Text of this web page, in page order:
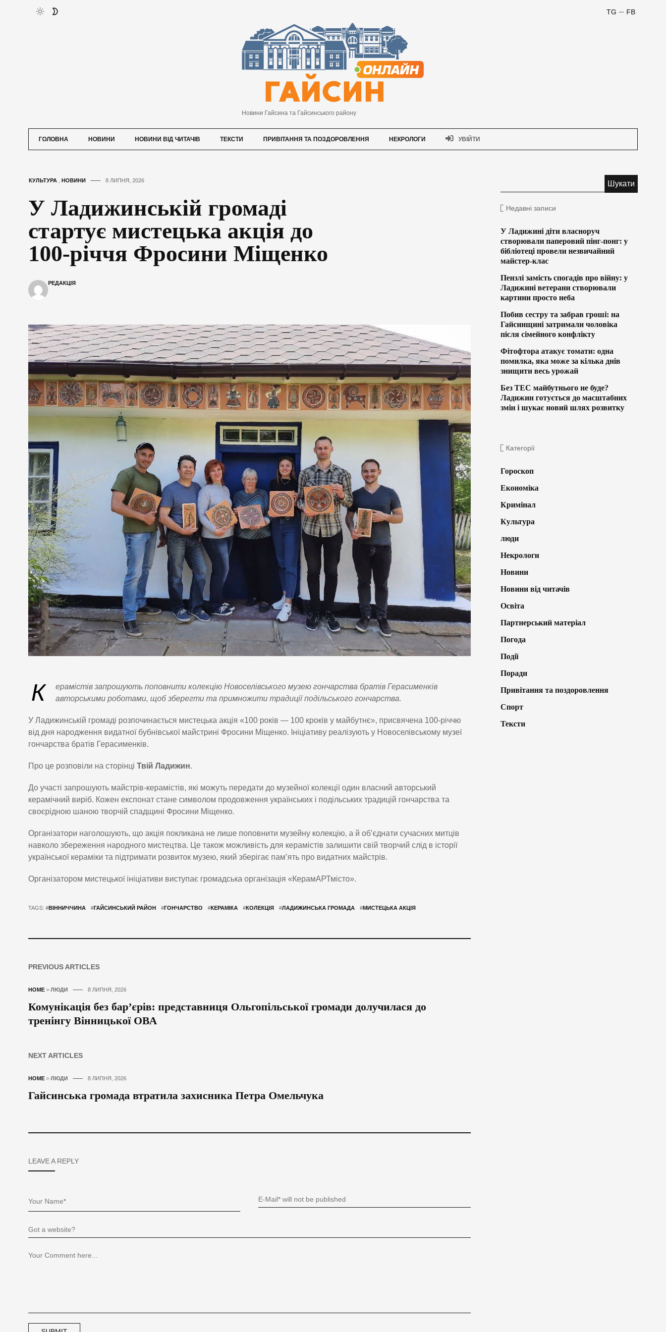
FB
TG
Новини Гайсина та Гайсинського району
ГОЛОВНА НОВИНИ НОВИНИ ВІД ЧИТАЧІВ ТЕКСТИ ПРИВІТАННЯ ТА ПОЗДОРОВЛЕННЯ НЕКРОЛОГИ УВІЙТИ
КУЛЬТУРА НОВИНИ 8 ЛИПНЯ, 2026
У Ладижинській громаді
стартує мистецька акція до
100-річчя Фросини Міщенко
РЕДАКЦІЯ
К
ерамістів запрошують поповнити колекцію Новоселівського музею гончарства братів Герасименків
авторськими роботами, щоб зберегти та примножити традиції подільського гончарства.
У Ладижинській громаді розпочинається мистецька акція «100 років — 100 кроків у майбутнє», присвячена 100-річчю
від дня народження видатної бубнівської майстрині Фросини Міщенко. Ініціативу реалізують у Новоселівському музеї
гончарства братів Герасименків.
Про це розповіли на сторінці Твій Ладижин.
До участі запрошують майстрів-керамістів, які можуть передати до музейної колекції один власний авторський
керамічний виріб. Кожен експонат стане символом продовження українських і подільських традицій гончарства та
своєрідною шаною творчій спадщині Фросини Міщенко.
Організатори наголошують, що акція покликана не лише поповнити музейну колекцію, а й об’єднати сучасних митців
навколо збереження народного мистецтва. Це також можливість для керамістів залишити свій творчий слід в історії
української кераміки та підтримати розвиток музею, який зберігає пам’ять про видатних майстрів.
Організатором мистецької ініціативи виступає громадська організація «КерамАРТмісто».
TAGS: #ВІННИЧЧИНА #ГАЙСИНСЬКИЙ РАЙОН #ГОНЧАРСТВО #КЕРАМІКА #КОЛЕКЦІЯ #ЛАДИЖИНСЬКА ГРОМАДА #МИСТЕЦЬКА АКЦІЯ
PREVIOUS ARTICLES
HOME > ЛЮДИ 8 ЛИПНЯ, 2026
Комунікація без бар’єрів: представниця Ольгопільської громади долучилася до
тренінгу Вінницької ОВА
NEXT ARTICLES
HOME > ЛЮДИ 8 ЛИПНЯ, 2026
Гайсинська громада втратила захисника Петра Омельчука
LEAVE A REPLY
Недавні записи
У Ладижині діти власноруч
створювали паперовий пінг-понг: у
бібліотеці провели незвичайний
майстер-клас
Пензлі замість спогадів про війну: у
Ладижині ветерани створювали
картини просто неба
Побив сестру та забрав гроші: на
Гайсинщині затримали чоловіка
після сімейного конфлікту
Фітофтора атакує томати: одна
помилка, яка може за кілька днів
знищити весь урожай
Без ТЕС майбутнього не буде?
Ладижин готується до масштабних
змін і шукає новий шлях розвитку
Категорії
Гороскоп
Економіка
Кримінал
Культура
люди
Некрологи
Новини
Новини від читачів
Освіта
Партнерський матеріал
Погода
Події
Поради
Привітання та поздоровлення
Спорт
Тексти